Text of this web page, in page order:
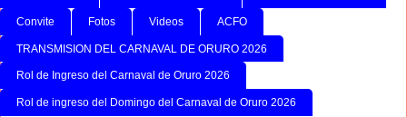
Convite Fotos Videos ACFO
TRANSMISION DEL CARNAVAL DE ORURO 2026
Rol de Ingreso del Carnaval de Oruro 2026
Rol de ingreso del Domingo del Carnaval de Oruro 2026